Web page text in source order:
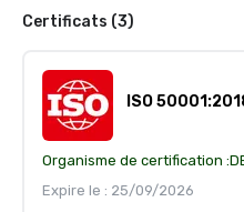
Certificats (3)
ISO
Organisme de certification :
Expire le : 25/09/2026